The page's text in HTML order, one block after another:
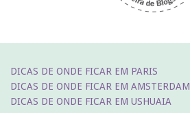
DICAS DE ONDE FICAR EM PARIS
DICAS DE ONDE FICAR EM AMSTERDAM
DICAS DE ONDE FICAR EM USHUAIA